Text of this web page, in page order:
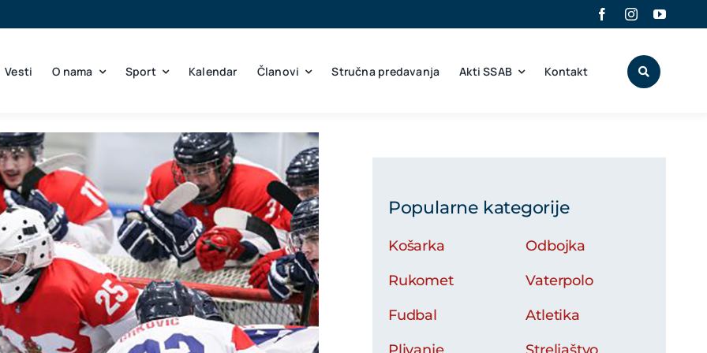
Vesti O nama Sport Kalendar Članovi Stručna predavanja Akti SSAB Kontakt
Popularne kategorije
Košarka
Rukomet
Fudbal
Odbojka
Vaterpolo
Atletika